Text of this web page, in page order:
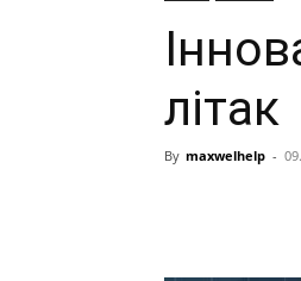
літак
By maxwelhelp -